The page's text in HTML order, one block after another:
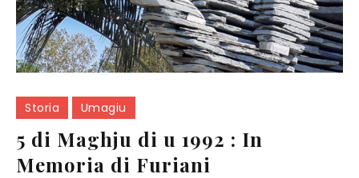
Storia Umagiu
5 di Maghju di u 1992 : In
Memoria di Furiani